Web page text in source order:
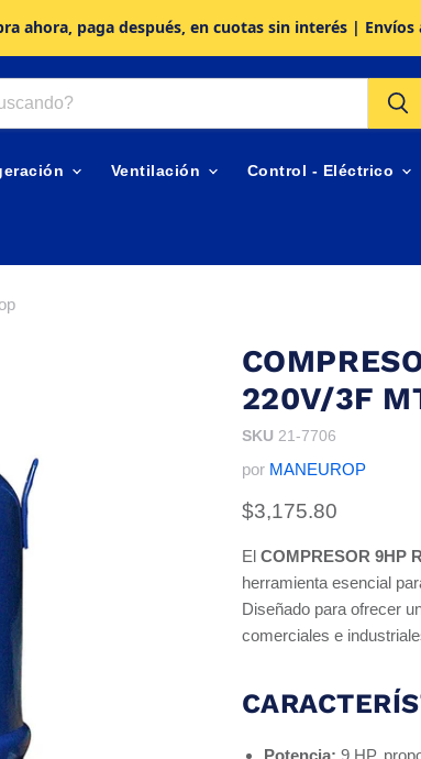
ahora, paga después, en cuotas sin interés | Envíos
Ventilación Control - Eléctrico
220V/3F
SKU 21-7706
por MANEUROP
Precio actual
$3,175.80
El COMPRESOR 9HP
herramienta esencial
Diseñado para ofrecer
comerciales e
Potencia: 9 HP,